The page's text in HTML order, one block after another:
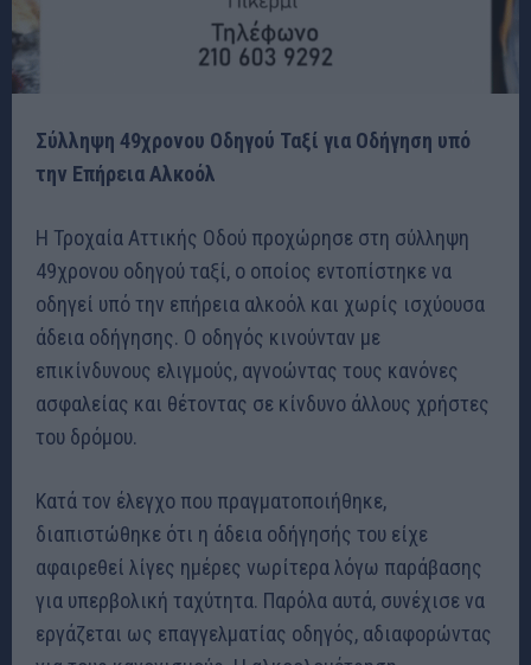
Σύλληψη 49χρονου Οδηγού Ταξί για Οδήγηση υπό
την Επήρεια Αλκοόλ
Η Τροχαία Αττικής Οδού προχώρησε στη σύλληψη
49χρονου οδηγού ταξί, ο οποίος εντοπίστηκε να
οδηγεί υπό την επήρεια αλκοόλ και χωρίς ισχύουσα
άδεια οδήγησης. Ο οδηγός κινούνταν με
επικίνδυνους ελιγμούς, αγνοώντας τους κανόνες
ασφαλείας και θέτοντας σε κίνδυνο άλλους χρήστες
του δρόμου.
Κατά τον έλεγχο που πραγματοποιήθηκε,
διαπιστώθηκε ότι η άδεια οδήγησής του είχε
αφαιρεθεί λίγες ημέρες νωρίτερα λόγω παράβασης
για υπερβολική ταχύτητα. Παρόλα αυτά, συνέχισε να
εργάζεται ως επαγγελματίας οδηγός, αδιαφορώντας